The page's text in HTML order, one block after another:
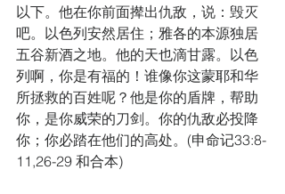
以下。他在你前面撵出仇敌，说：毁灭
吧。以色列安然居住；雅各的本源独居
五谷新酒之地。他的天也滴甘露。以色
列啊，你是有福的！谁像你这蒙耶和华
所拯救的百姓呢？他是你的盾牌，帮助
你，是你威荣的刀剑。你的仇敌必投降
你；你必踏在他们的高处。(申命记33:8-
11,26-29 和合本)